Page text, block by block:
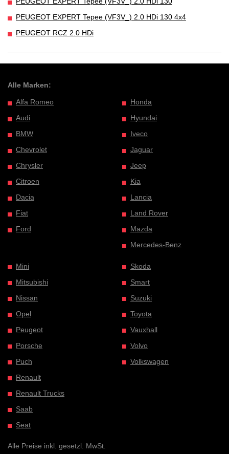
PEUGEOT EXPERT Tepee (VF3V_) 2.0 HDi 130 4x4
PEUGEOT RCZ 2.0 HDi
Alle Marken:
Alfa Romeo
Audi
BMW
Chevrolet
Chrysler
Citroen
Dacia
Fiat
Ford
Honda
Hyundai
Iveco
Jaguar
Jeep
Kia
Lancia
Land Rover
Mazda
Mercedes-Benz
Mini
Mitsubishi
Nissan
Opel
Peugeot
Porsche
Puch
Renault
Renault Trucks
Saab
Seat
Skoda
Smart
Suzuki
Toyota
Vauxhall
Volvo
Volkswagen
Alle Preise inkl. gesetzl. MwSt.